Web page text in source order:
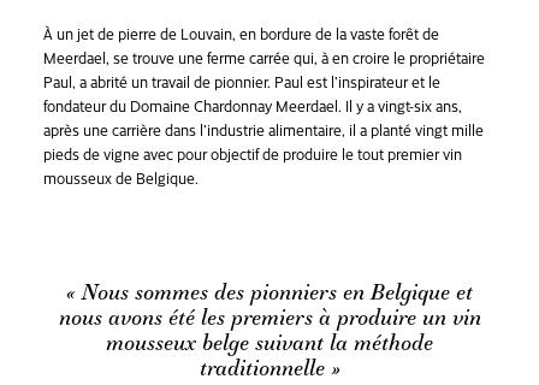
À un jet de pierre de Louvain, en bordure de la vaste forêt de
Meerdael, se trouve une ferme carrée qui, à en croire le propriétaire
Paul, a abrité un travail de pionnier. Paul est l’inspirateur et le
fondateur du Domaine Chardonnay Meerdael. Il y a vingt-six ans,
après une carrière dans l’industrie alimentaire, il a planté vingt mille
pieds de vigne avec pour objectif de produire le tout premier vin
mousseux de Belgique.
« Nous sommes des pionniers en Belgique et
nous avons été les premiers à produire un vin
mousseux belge suivant la méthode
traditionnelle »